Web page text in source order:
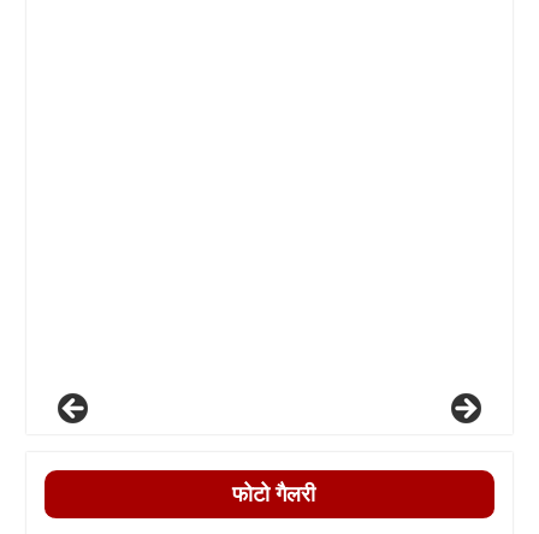
फोटो गैलरी